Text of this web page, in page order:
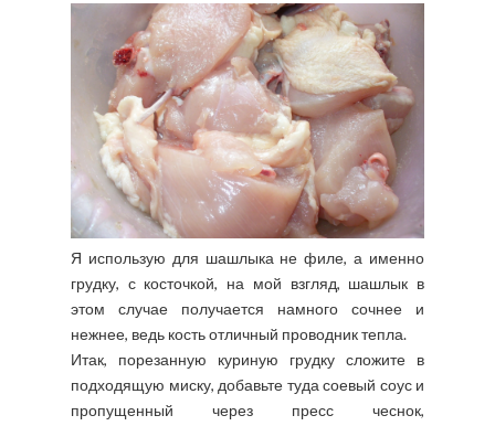
Я использую для шашлыка не филе, а именно
грудку, с косточкой, на мой взгляд, шашлык в
этом случае получается намного сочнее и
нежнее, ведь кость отличный проводник тепла.
Итак, порезанную куриную грудку сложите в
подходящую миску, добавьте туда соевый соус и
пропущенный через пресс чеснок,